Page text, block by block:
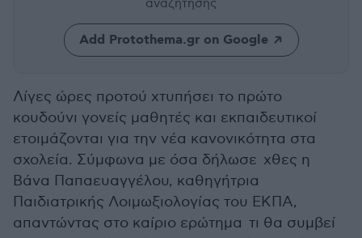
αναζήτησης
Add Protothema.gr on Google
Λίγες ώρες προτού χτυπήσει το πρώτο
κουδούνι γονείς μαθητές και εκπαιδευτικοί
ετοιμάζονται για την νέα κανονικότητα στα
σχολεία. Σύμφωνα με όσα δήλωσε χθες η
Βάνα Παπαευαγγέλου, καθηγήτρια
Παιδιατρικής Λοιμωξιολογίας του ΕΚΠΑ,
απαντώντας στο καίριο ερώτημα τι θα συμβεί